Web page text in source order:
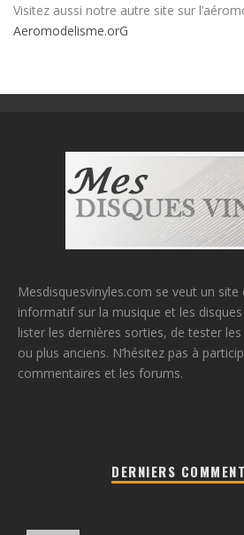
Visitez aussi notre autre site sur
Aeromodelisme.orG
Mesdisquesvinyles.com se veut un
informatif sur la musique et les
lister les dernières sorties, de tester
ou plus anciens. N’hésitez pas à
commentaires et les forums.
DERNIERS